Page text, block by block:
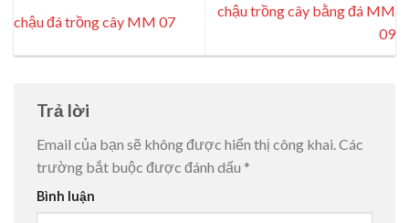
chậu đá trồng cây MM 07
chậu trồng cây bằng đá MM
09
Trả lời
Email của bạn sẽ không được hiển thị công khai.Các
trường bắt buộc được đánh dấu *
Bình luận